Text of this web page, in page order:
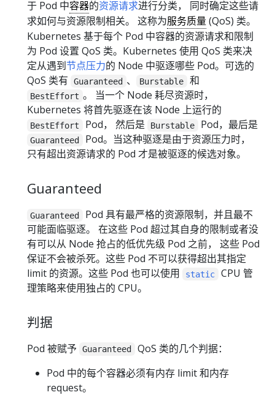
于 Pod 中容器的资源请求进行分类， 同时确定这些请
求如何与资源限制相关。 这称为服务质量(QoS) 类。
Kubernetes 基于每个 Pod 中容器的资源请求和限制
为 Pod 设置 QoS 类。Kubernetes 使用 QoS 类来决
定从遇到节点压力的 Node 中驱逐哪些 Pod。可选的
QoS 类有
Guaranteed 、 Burstable 和
BestEffort 。 当一个 Node 耗尽资源时，
Kubernetes 将首先驱逐在该 Node 上运行的
BestEffort Pod， 然后是 Burstable Pod，最后是
Guaranteed
Pod。当这种驱逐是由于资源压力时，
只有超出资源请求的 Pod 才是被驱逐的候选对象。
Guaranteed
Guaranteed
Pod 具有最严格的资源限制，并且最不
可能面临驱逐。 在这些 Pod 超过其自身的限制或者没
有可以从 Node 抢占的低优先级 Pod 之前， 这些 Pod
保证不会被杀死。这些 Pod 不可以获得超出其指定
limit 的资源。这些 Pod 也可以使用
static
CPU 管
理策略来使用独占的 CPU。
判据
Pod 被赋予 Guaranteed
QoS 类的几个判据：
Pod 中的每个容器必须有内存 limit 和内存
request。